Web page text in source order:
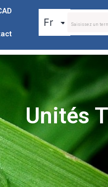
Unités